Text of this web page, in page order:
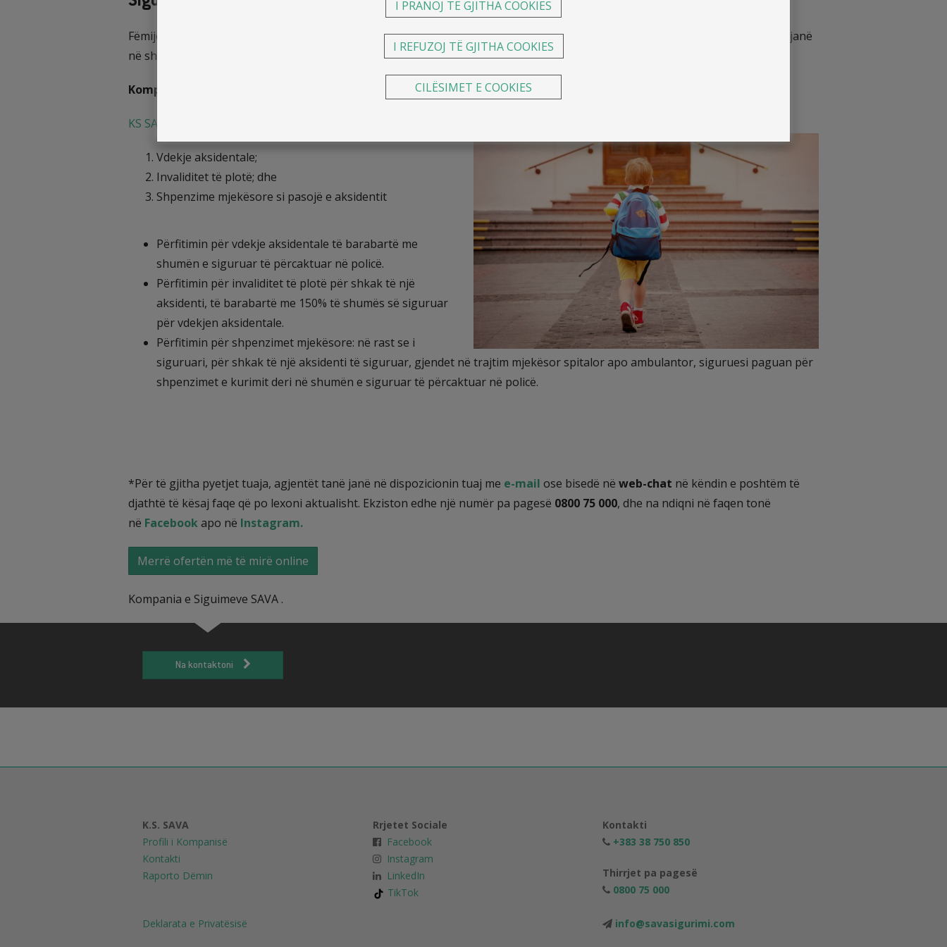
Fëmijët janë gjëja me e çmuar për ne, në jetën e tyre, ata u ekspozohen rreziqeve të ndryshme dhe aksidenteve përderisa ata janë
në shkollë, fakultet, në lojën e tyre të përditshme.
Kompania jonë ka menduar t’u ofrojë siguri atyre në rast të aksidentit.
KS SAVA sh.a
Vdekje aksidentale;
Invaliditet të plotë; dhe
Shpenzime mjekësore si pasojë e aksidentit
Përfitimin për vdekje aksidentale të barabartë me
shumën e siguruar të përcaktuar në policë.
Përfitimin për invaliditet të plotë për shkak të një
aksidenti, të barabartë me 150% të shumës së siguruar
për vdekjen aksidentale.
Përfitimin për shpenzimet mjekësore: në rast se i
siguruari, për shkak të një aksidenti të siguruar, gjendet në trajtim mjekësor spitalor apo ambulantor, siguruesi paguan për
shpenzimet e kurimit deri në shumën e siguruar të përcaktuar në policë.
*Për të gjitha pyetjet tuaja, agjentët tanë janë në dispozicionin tuaj me e-mail ose bisedë në web-chat në këndin e poshtëm të
djathtë të kësaj faqe që po lexoni aktualisht. Ekziston edhe një numër pa pagesë 0800 75 000, dhe na ndiqni në faqen tonë
në Facebookapo në Instagram.
Merrë ofertën më të mirë online
Kompania e Siguimeve SAVA .
Na kontaktoni
K.S. SAVA
Profili i Kompanisë
Kontakti
Raporto Dëmin
Deklarata e Privatësisë
Rrjetet Sociale
Facebook
Instagram
LinkedIn
TikTok
Kontakti
+383 38 750 850
Thirrjet pa pagesë
0800 75 000
info@savasigurimi.com
I PRANOJ TË GJITHA COOKIES
I REFUZOJ TË GJITHA COOKIES
CILËSIMET E COOKIES